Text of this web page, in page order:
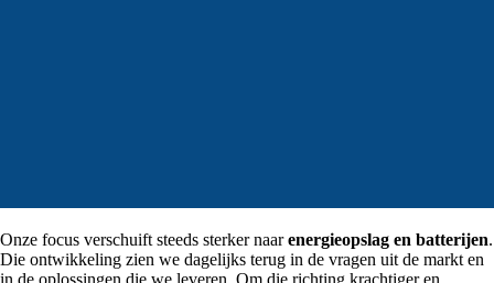
Onze focus verschuift steeds sterker naarenergieopslag en batterijen.
Die ontwikkeling zien we dagelijks terug in de vragen uit de markt en
in de oplossingen die we leveren. Om die richting krachtiger en